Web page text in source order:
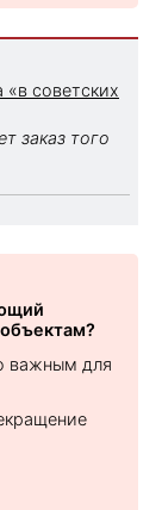
советских
заказ того
важным для